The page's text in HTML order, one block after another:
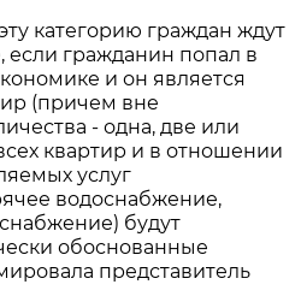
категорию граждан ждут
если гражданин попал в
и он является
(причем вне
- одна, две или
квартир и в отношении
услуг
водоснабжение,
будут
обоснованные
представитель